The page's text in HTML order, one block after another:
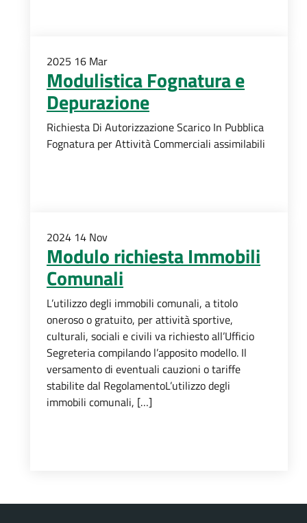
2025 16 Mar
Modulistica Fognatura e
Depurazione
Richiesta Di Autorizzazione Scarico In Pubblica
Fognatura per Attività Commerciali assimilabili
2024 14 Nov
Modulo richiesta Immobili
Comunali
L’utilizzo degli immobili comunali, a titolo
oneroso o gratuito, per attività sportive,
culturali, sociali e civili va richiesto all’Ufficio
Segreteria compilando l’apposito modello. Il
versamento di eventuali cauzioni o tariffe
stabilite dal RegolamentoL’utilizzo degli
immobili comunali, […]